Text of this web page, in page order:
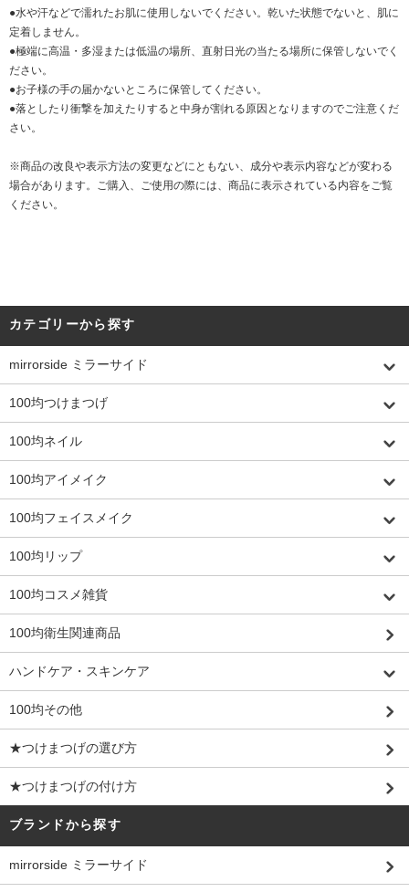
●水や汗などで濡れたお肌に使用しないでください。乾いた状態でないと、肌に
定着しません。
●極端に高温・多湿または低温の場所、直射日光の当たる場所に保管しないでく
ださい。
●お子様の手の届かないところに保管してください。
●落としたり衝撃を加えたりすると中身が割れる原因となりますのでご注意くだ
さい。
※商品の改良や表示方法の変更などにともない、成分や表示内容などが変わる
場合があります。ご購入、ご使用の際には、商品に表示されている内容をご覧
ください。
カテゴリーから探す
mirrorside ミラーサイド
100均つけまつげ
100均ネイル
100均アイメイク
100均フェイスメイク
100均リップ
100均コスメ雑貨
100均衛生関連商品
ハンドケア・スキンケア
100均その他
★つけまつげの選び方
★つけまつげの付け方
ブランドから探す
mirrorside ミラーサイド